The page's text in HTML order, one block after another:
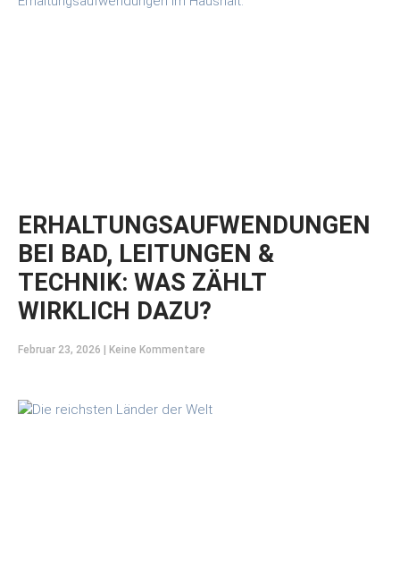
ERHALTUNGSAUFWENDUNGEN
BEI BAD, LEITUNGEN &
TECHNIK: WAS ZÄHLT
WIRKLICH DAZU?
Februar 23, 2026 Keine Kommentare